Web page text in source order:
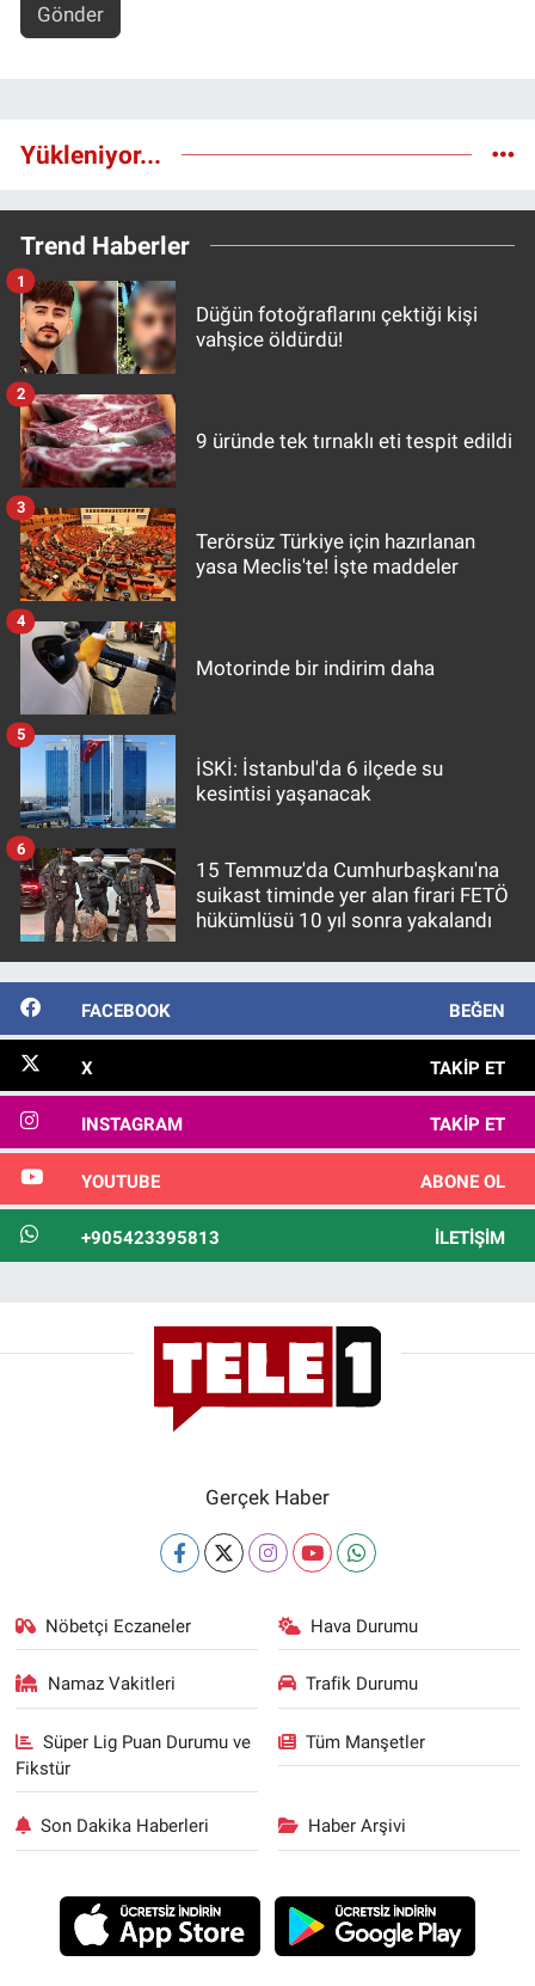
Gönder
Yükleniyor...
Trend Haberler
Düğün fotoğraflarını çektiği kişi
vahşice öldürdü!
1
9 üründe tek tırnaklı eti tespit edildi
2
Terörsüz Türkiye için hazırlanan
yasa Meclis'te! İşte maddeler
3
Motorinde bir indirim daha
4
İSKİ: İstanbul'da 6 ilçede su
kesintisi yaşanacak
5
15 Temmuz'da Cumhurbaşkanı'na
suikast timinde yer alan firari FETÖ
hükümlüsü 10 yıl sonra yakalandı
6
FACEBOOK BEĞEN
X TAKIP ET
INSTAGRAM TAKIP ET
YOUTUBE ABONE OL
+905423395813 İLETIŞIM
Gerçek Haber
Nöbetçi Eczaneler Hava Durumu
Namaz Vakitleri Trafik Durumu
Süper Lig Puan Durumu ve
Fikstür
Tüm Manşetler
Son Dakika Haberleri Haber Arşivi